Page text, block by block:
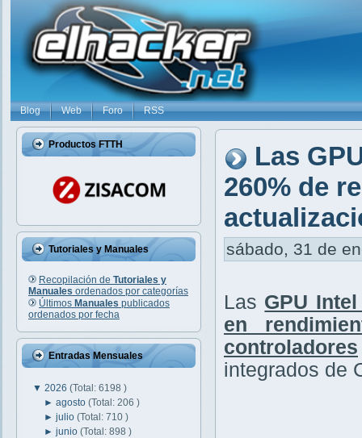
Blog Web Foro RSS
Productos FTTH
Tutoriales y Manuales
Recopilación de Tutoriales y
Manuales ordenados por categorías
Últimos Manuales publicados
ordenados por fecha
Entradas Mensuales
▼ 2026 (Total: 6198 )
►agosto(Total: 206 )
►julio(Total: 710 )
►junio(Total: 898 )
Las
260% de
sábado, 31 de
Las GPU
en
controladores
integrados de